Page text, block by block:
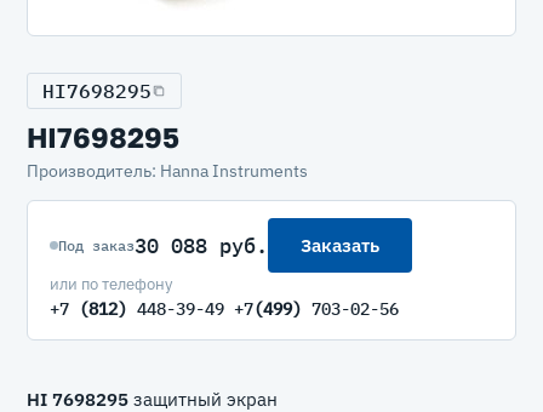
HI7698295
HI7698295
Производитель: Hanna Instruments
Под заказ30 088 руб. Заказать
или по телефону
+7 (812) 448-39-49 +7(499) 703-02-56
HI 7698295 защитный экран